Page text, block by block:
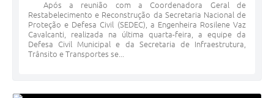
Após a reunião com a Coordenadora Geral de
Restabelecimento e Reconstrução da Secretaria Nacional de
Proteção e Defesa Civil (SEDEC), a Engenheira Rosilene Vaz
Cavalcanti, realizada na última quarta-feira, a equipe da
Defesa Civil Municipal e da Secretaria de Infraestrutura,
Trânsito e Transportes se...